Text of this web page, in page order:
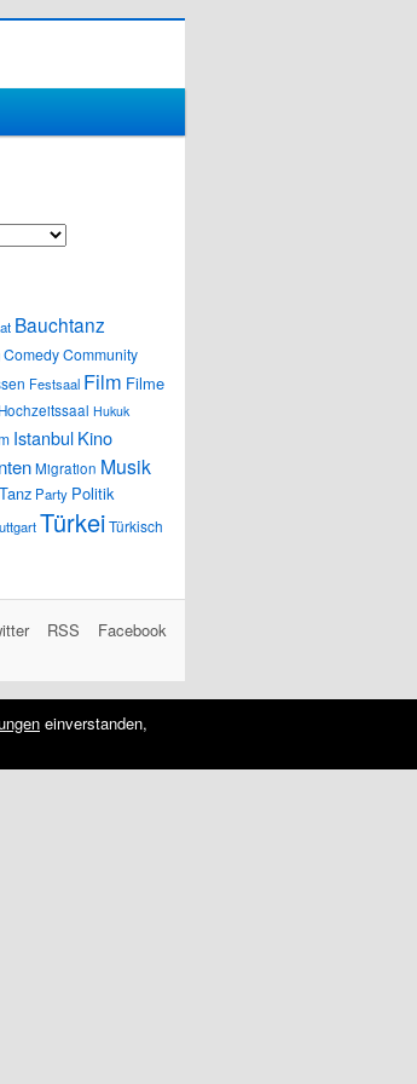
Bauchtanz
ComedyCommunity
Festsaal Film Filme
Hochzeitssaal Hukuk
IstanbulKino
Migration Musik
Party Politik
TürkeiTürkisch
Facebook
RSS
einverstanden,